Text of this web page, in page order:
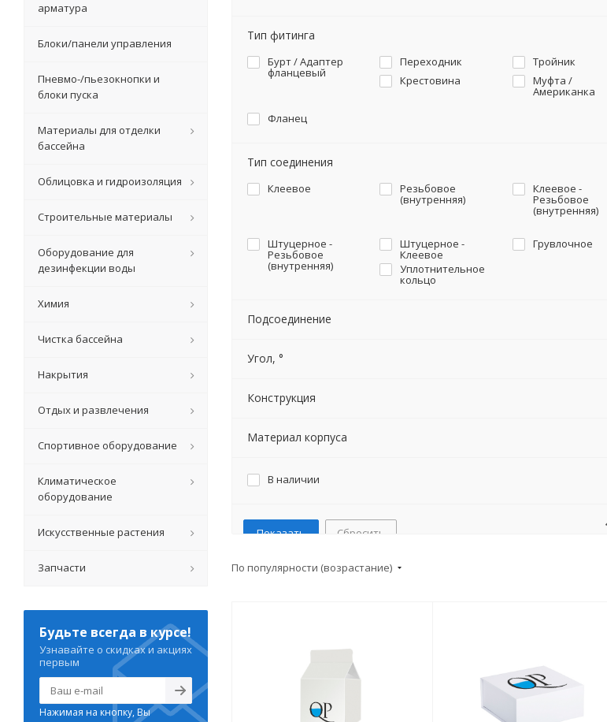
Тип фитинга
Бурт / Адаптер
фланцевый
Переходник Тройник
Крестовина
Муфта /
Американка
Фланец
Тип соединения
Клеевое Резьбовое
(внутренняя)
Клеевое -
Резьбовое
(внутренняя)
Штуцерное -
Резьбовое
(внутренняя)
Штуцерное -
Клеевое
Грувлочное
Уплотнительное
кольцо
Подсоединение
Угол, °
Конструкция
Материал корпуса
В наличии
Сбросить
По популярности (возрастание)
арматура
Блоки/панели управления
Пневмо-/пьезокнопки и
блоки пуска
Материалы для отделки
бассейна
Облицовка и гидроизоляция
Строительные материалы
Оборудование для
дезинфекции воды
Химия
Чистка бассейна
Накрытия
Отдых и развлечения
Спортивное оборудование
Климатическое
оборудование
Искусственные растения
Запчасти
Будьте всегда в курсе!
Узнавайте о скидках и акциях
первым
Нажимая на кнопку, Вы